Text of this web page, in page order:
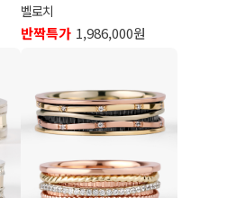
벨로치
반짝특가 1,986,000원